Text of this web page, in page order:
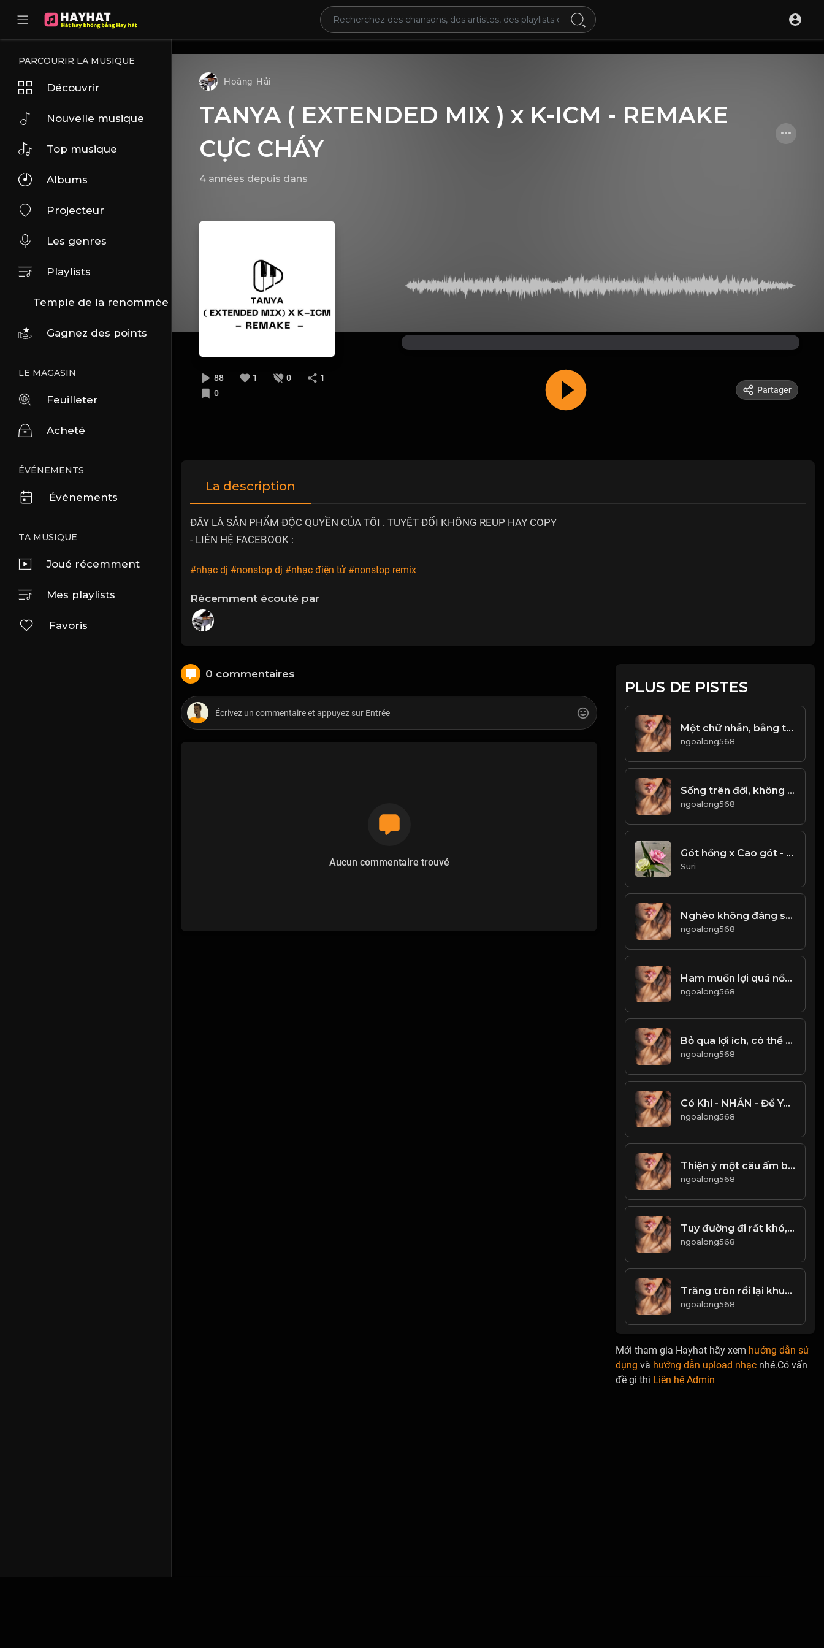
PARCOURIR LA MUSIQUE
Découvrir
Nouvelle musique
Top musique
Albums
Projecteur
Les genres
Playlists
Temple de la renommée
Gagnez des points
LE MAGASIN
Feuilleter
Acheté
ÉVÉNEMENTS
Événements
TA MUSIQUE
Joué récemment
Mes playlists
Favoris
Hoàng Hải
TANYA ( EXTENDED MIX ) x K-ICM - REMAKE
CỰC CHÁY
4 années depuis dans
88 1 0
1
0
Partager
La description
ĐÂY LÀ SẢN PHẨM ĐỘC QUYỀN CỦA TÔI . TUYỆT ĐỐI KHÔNG REUP HAY COPY
- LIÊN HỆ FACEBOOK :
#nhạc dj #nonstop dj #nhạc điện tử #nonstop remix
Récemment écouté par
0 commentaires
Aucun commentaire trouvé
PLUS DE PISTES
Một chữ nhẫn, bằng trăm chữ dũng! & Đạo
ngoalong568
Sống trên đời, không được đem lòng tham tranh giành công danh lợi lộc! & Đạo
ngoalong568
Gót hồng x Cao gót - ATVNCG
Suri
Nghèo không đáng sợ, thứ đáng sợ là mất đi ý chí! & Đạo
ngoalong568
Ham muốn lợi quá nồng nhiệt, sẽ rơi vào chỗ chết! Đạo
ngoalong568
Bỏ qua lợi ích, có thể thoát khỏi phạm vi thông thường! Đạo
ngoalong568
Có Khi - NHẪN - Để Yêu Thương Có khi - NHẪN - Để Liệu Đường Lo Toan & Đạo
ngoalong568
Thiện ý một câu ấm ba đông, lời ác lạnh người sáu tháng ròng! & Đạo
ngoalong568
Tuy đường đi rất khó, nhưng trong lòng phải có một niềm tin. - không được thua - & Đạo
ngoalong568
Trăng tròn rồi lại khuyết, người đến rồi lại đi. nhân sinh vốn chẳng vẹn trọn, kẻ cầu toàn sẽ là người thua cuộc! & Đạo
ngoalong568
Mới tham gia Hayhat hãy xem hướng dẫn sử
dụng và hướng dẫn upload nhạc nhé.Có vấn
đề gì thì Liên hệ Admin